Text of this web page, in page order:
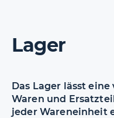
Lager
Das Lager lässt
Waren und
jeder Wareneinheit